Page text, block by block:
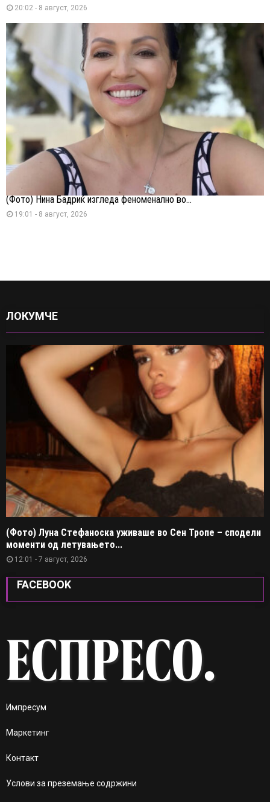
20:02 - 8 август, 2026
(Фото) Нина Бадриќ изгледа феноменално во...
19:01 - 8 август, 2026
ЛОКУМЧЕ
(Фото) Луна Стефаноска уживаше во Сен Тропе – сподели
моменти од летувањето...
12:01 - 7 август, 2026
FACEBOOK
Импресум
Маркетинг
Контакт
Услови за преземање содржини